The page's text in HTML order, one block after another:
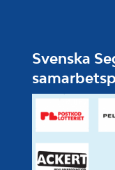
Svenska